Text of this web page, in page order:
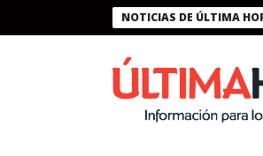
NOTICIAS DE ÚLTIMA
Presidente Bukele condecora a